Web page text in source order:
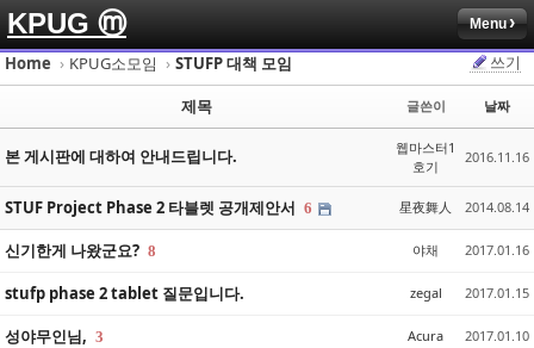
KPUG ⓜ Menu
Home › KPUG소모임 › STUFP 대책 모임 쓰기
제목 글쓴이 날짜
본 게시판에 대하여 안내드립니다.
웹마스터1
호기
2016.11.16
STUF Project Phase 2 타블렛 공개제안서 6 星夜舞人 2014.08.14
신기한게 나왔군요? 8 야채 2017.01.16
stufp phase 2 tablet 질문입니다. zegal 2017.01.15
성야무인님, 3 Acura 2017.01.10
Sketchbook5, 스케치북5
Sketchbook5, 스케치북5
Sketchbook5, 스케치북5
Sketchbook5, 스케치북5